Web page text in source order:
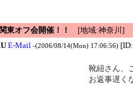
東オフ会開催！！
[地域:神奈川]
E-Mail -(2006/08/14(Mon) 17:06:56)
靴紐さん、
お返事遅く